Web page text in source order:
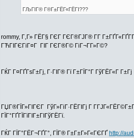
ГЉГІГ® Г®Г±ГЁГ«ГЁГІ???
rommy, Г‚Г» ГЁГ§ ГЄГ ГЄГ®ГЈГ® Г­Г
ГЋГІГЄГіГ¤Г ГІГ ГЄГ®Г© ГіГ¬Г­Г»Г©?
ГЌГ Г¤ГҐГѕГ±Гј, Г·ГІГ® Гї Г±ГЇГ°Г ГўГЁГ«Г
ГЏГ®ГЇГ»ГІГЄГ ГўГ»ГіГ·ГЁГІГј Г
ГЇГ°ГҐГЇГїГІГ±ГІГўГЁГї.
ГЌГ ГЇГ°ГЁГ¬ГҐГ°, ГЇГ® Г±Г±Г»Г«ГЄГҐ http://